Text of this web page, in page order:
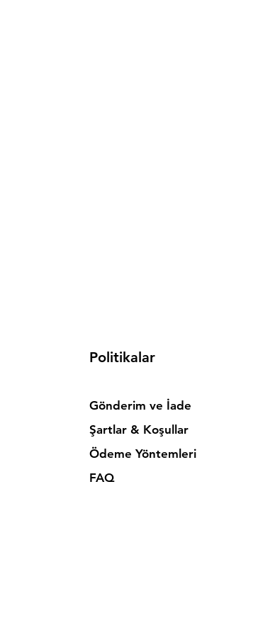
Politikalar
Gönderim ve İade
Şartlar & Koşullar
Ödeme Yöntemleri
FAQ